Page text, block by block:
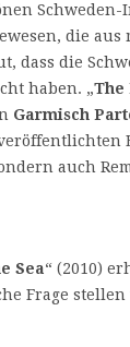
Schweden-
die
dass die
haben. „The
Garmisch
auch
Sea“ (2010)
Frage stellen